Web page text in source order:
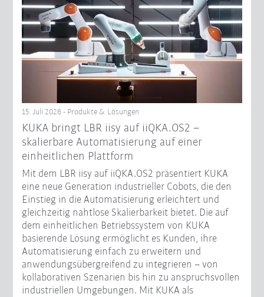
15. Juli 2026 - Produkte & Lösungen
KUKA bringt LBR iisy auf iiQKA.OS2 –
skalierbare Automatisierung auf einer
einheitlichen Plattform
Mit dem LBR iisy auf iiQKA.OS2 präsentiert KUKA
eine neue Generation industrieller Cobots, die den
Einstieg in die Automatisierung erleichtert und
gleichzeitig nahtlose Skalierbarkeit bietet. Die auf
dem einheitlichen Betriebssystem von KUKA
basierende Lösung ermöglicht es Kunden, ihre
Automatisierung einfach zu erweitern und
anwendungsübergreifend zu integrieren – von
kollaborativen Szenarien bis hin zu anspruchsvollen
industriellen Umgebungen. Mit KUKA als